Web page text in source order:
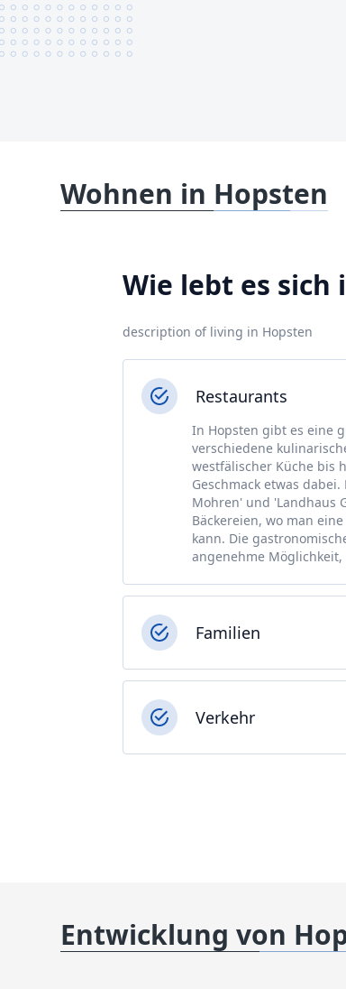
Wohnen in Hopsten
Wie lebt es sich
description of living in Hopsten
Restaurants
In Hopsten gibt es eine
verschiedene
westfälischer Küche bis
Geschmack etwas
Mohren' und 'Landhaus
Bäckereien, wo man
kann. Die
angenehme
Familien
Verkehr
Entwicklung von